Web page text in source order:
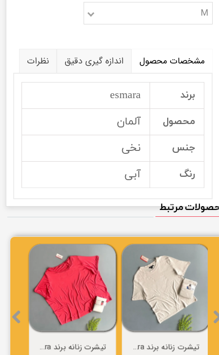
M
مشخصات محصول اندازه گیری دقیق نظرات
برند esmara
محصول آلمان
جنس نخی
رنگ آبی
تیشرت زنانه برند esmara تیشرت زنانه برند esmara
مرتبط